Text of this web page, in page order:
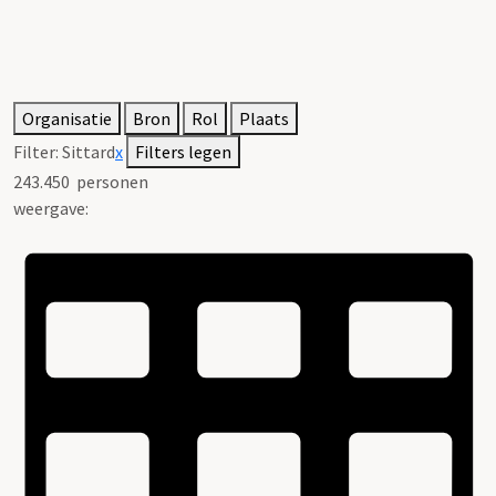
Organisatie Bron Rol
Plaats
Filter: Sittardx Filters legen
243.450 personen
weergave: